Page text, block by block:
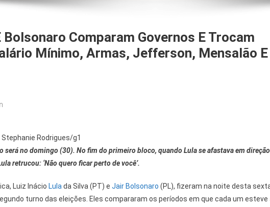
Bolsonaro Comparam Governos E Trocam
Mínimo, Armas, Jefferson, Mensalão E
Rodrigues/g1
no domingo (30). No fim do primeiro bloco, quando Lula se afastava em
retrucou: ‘Não quero ficar perto de você’.
Luiz Inácio Lula da Silva (PT) e Jair Bolsonaro (PL), fizeram na noite desta
turno das eleições. Eles compararam os períodos em que cada um esteve